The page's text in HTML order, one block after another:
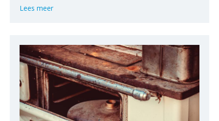
Lees meerabout Verminderde bezetting kantoor tijdens